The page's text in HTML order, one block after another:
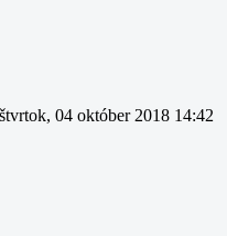
04 október 2018 14:42